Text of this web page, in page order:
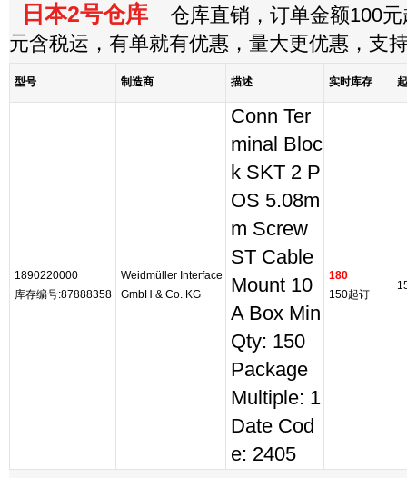
日本2号仓库 仓库直销，订单金额100元
元含税运，有单就有优惠，量大更优惠，支
型号 制造商 描述 实时库存
1890220000
库存编号:87888358
Weidmüller Interface
GmbH & Co. KG
Conn Ter
minal Bloc
k SKT 2 P
OS 5.08m
m Screw
ST Cable
Mount 10
A Box Min
Qty: 150
Package
Multiple: 1
Date Cod
e: 2405
180
150起订